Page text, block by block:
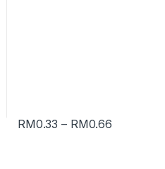
RM0.33 – RM0.66